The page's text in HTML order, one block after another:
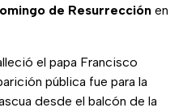
de Resurrección en
el papa Francisco
pública fue para la
desde el balcón de la